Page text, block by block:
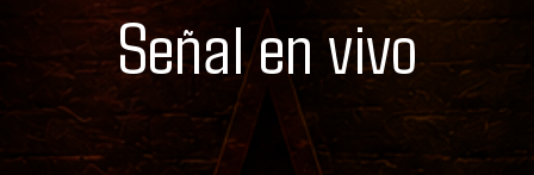
Señal en vivo